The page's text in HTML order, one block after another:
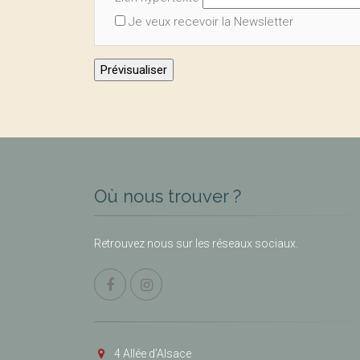
Je veux recevoir la Newsletter
Où nous trouver ?
Retrouvez nous sur les réseaux sociaux.
4 Allée d’Alsace